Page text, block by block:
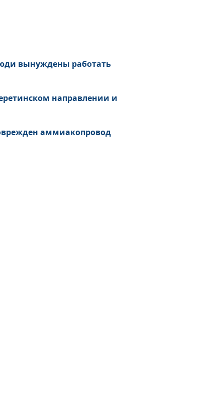
вынуждены работать
направлении и
аммиакопровод